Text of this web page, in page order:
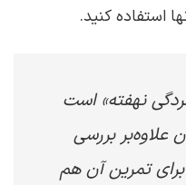
استفاده کنید.
نهفته» است
علاوه‌بر بررسی
تمرین آن هم